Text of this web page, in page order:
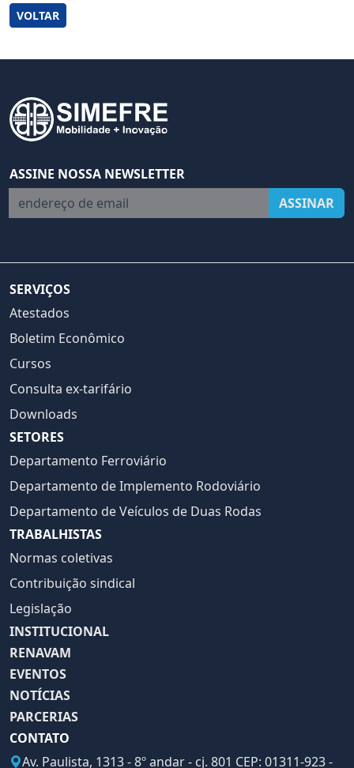
VOLTAR
ASSINE NOSSA NEWSLETTER
endereço de email
ASSINAR
SERVIÇOS
Atestados
Boletim Econômico
Cursos
Consulta ex-tarifário
Downloads
SETORES
Departamento Ferroviário
Departamento de Implemento Rodoviário
Departamento de Veículos de Duas Rodas
TRABALHISTAS
Normas coletivas
Contribuição sindical
Legislação
INSTITUCIONAL
RENAVAM
EVENTOS
NOTÍCIAS
PARCERIAS
CONTATO
Av. Paulista, 1313 - 8º andar - cj. 801 CEP: 01311-923 -